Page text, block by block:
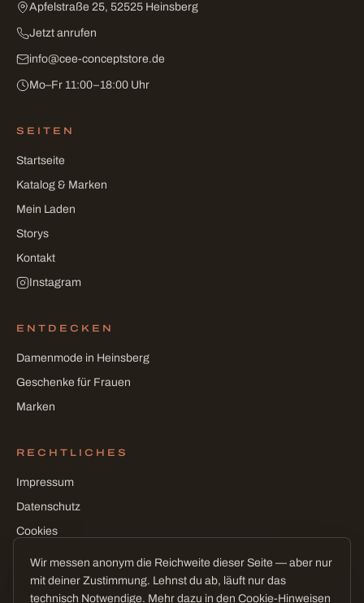
Apfelstraße 25, 52525 Heinsberg
Jetzt anrufen
info@cee-conceptstore.de
Mo–Fr 11:00–18:00 Uhr
SEITEN
Startseite
Katalog & Marken
Mein Laden
Storys
Kontakt
Instagram
ENTDECKEN
Damenmode in Heinsberg
Geschenke für Frauen
Marken
RECHTLICHES
Impressum
Datenschutz
Cookies
Cookie-Einstellungen
Wir messen anonym die Reichweite dieser Seite — aber nur
mit deiner Zustimmung. Lehnst du ab, läuft nur das
technisch Notwendige. Mehr dazu in den Cookie-Hinweisen